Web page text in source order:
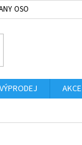
OSOBNÍCH ÚDAJŮ
VÝPRODEJ AKCE